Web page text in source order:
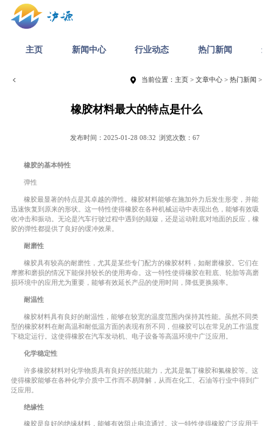
主页 新闻中心 行业动态 热门新闻 最
当前位置：主页 >文章中心 >热门新闻 >
橡胶材料最大的特点是什么
发布时间：2025-01-28 08:32 浏览次数：67
橡胶的基本特性
弹性
橡胶最显著的特点是其卓越的弹性。橡胶材料能够在施加外力后发生形变，并能
迅速恢复到原来的形状。这一特性使得橡胶在各种机械运动中表现出色，能够有效吸
收冲击和振动。无论是汽车行驶过程中遇到的颠簸，还是运动鞋底对地面的反应，橡
胶的弹性都提供了良好的缓冲效果。
耐磨性
橡胶具有较高的耐磨性，尤其是某些专门配方的橡胶材料，如耐磨橡胶。它们在
摩擦和磨损的情况下能保持较长的使用寿命。这一特性使得橡胶在鞋底、轮胎等高磨
损环境中的应用尤为重要，能够有效延长产品的使用时间，降低更换频率。
耐温性
橡胶材料具有良好的耐温性，能够在较宽的温度范围内保持其性能。虽然不同类
型的橡胶材料在耐高温和耐低温方面的表现有所不同，但橡胶可以在常见的工作温度
下稳定运行。这使得橡胶在汽车发动机、电子设备等高温环境中广泛应用。
化学稳定性
许多橡胶材料对化学物质具有良好的抵抗能力，尤其是氯丁橡胶和氟橡胶等。这
使得橡胶能够在各种化学介质中工作而不易降解，从而在化工、石油等行业中得到广
泛应用。
绝缘性
橡胶是良好的绝缘材料，能够有效阻止电流通过。这一特性使得橡胶广泛应用于